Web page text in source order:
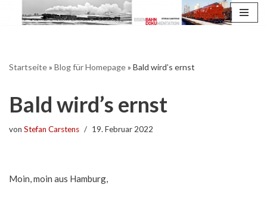
Startseite» Blog für Homepage» Bald wird’s ernst
Bald wird’s ernst
von Stefan Carstens 19. Februar 2022
Moin, moin aus Hamburg,